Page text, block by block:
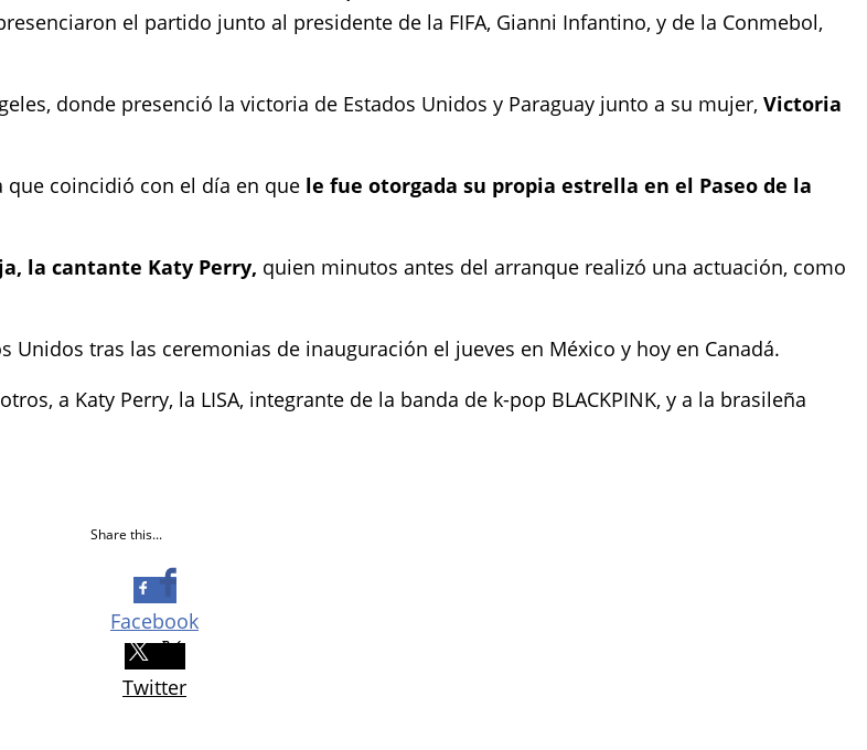
el partido junto al presidente de la FIFA, Gianni Infantino, y de la Conmebol,
donde presenció la victoria de Estados Unidos y Paraguay junto a su mujer, Victoria
coincidió con el día en que le fue otorgada su propia estrella en el Paseo de la
la cantante Katy Perry, quien minutos antes del arranque realizó una actuación, como
tras las ceremonias de inauguración el jueves en México y hoy en Canadá.
a Katy Perry, la LISA, integrante de la banda de k-pop BLACKPINK, y a la brasileña
Share this...
Facebook
Twitter